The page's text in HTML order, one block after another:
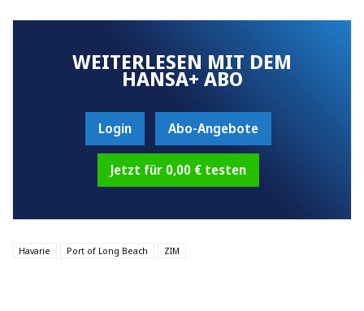
WEITERLESEN MIT DEM
HANSA+ ABO
Login Abo-Angebote
Jetzt für 0,00 € testen
Havarie Port of Long Beach ZIM